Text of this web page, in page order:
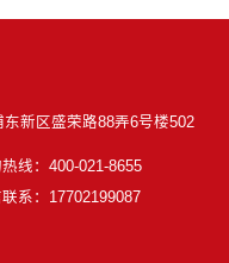
东新区盛荣路88弄6号楼502
线：400-021-8655
系：17702199087